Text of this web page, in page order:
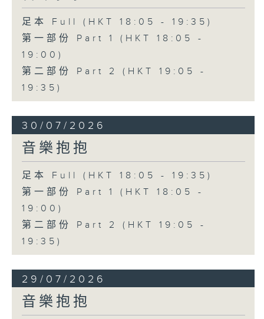
足本 Full (HKT 18:05 - 19:35)
第一部份 Part 1 (HKT 18:05 -
19:00)
第二部份 Part 2 (HKT 19:05 -
19:35)
30/07/2026
音樂抱抱
足本 Full (HKT 18:05 - 19:35)
第一部份 Part 1 (HKT 18:05 -
19:00)
第二部份 Part 2 (HKT 19:05 -
19:35)
29/07/2026
音樂抱抱